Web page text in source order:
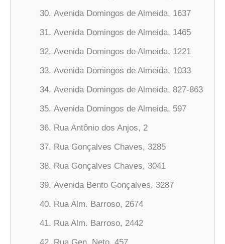
Avenida Domingos de Almeida, 1637
Avenida Domingos de Almeida, 1465
Avenida Domingos de Almeida, 1221
Avenida Domingos de Almeida, 1033
Avenida Domingos de Almeida, 827-863
Avenida Domingos de Almeida, 597
Rua Antônio dos Anjos, 2
Rua Gonçalves Chaves, 3285
Rua Gonçalves Chaves, 3041
Avenida Bento Gonçalves, 3287
Rua Alm. Barroso, 2674
Rua Alm. Barroso, 2442